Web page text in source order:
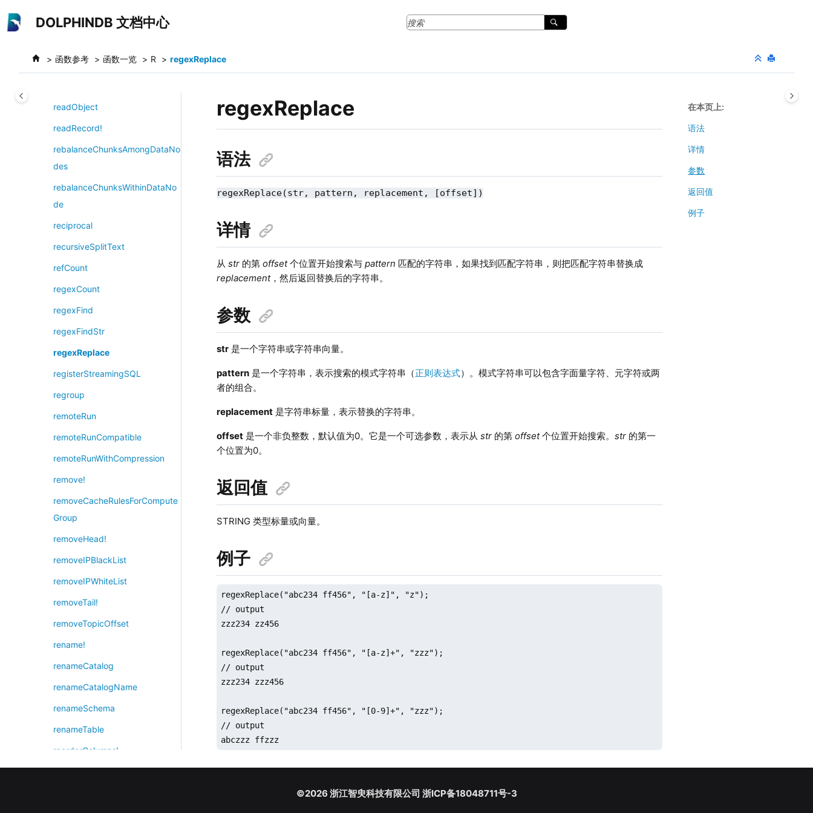
DOLPHINDB 文档中心
函数参考 函数一览 R regexReplace
readBytes
readLines!
readObject
readRecord!
rebalanceChunksAmongDataNo
des
rebalanceChunksWithinDataNo
de
reciprocal
recursiveSplitText
refCount
regexCount
regexFind
regexFindStr
regexReplace
registerStreamingSQL
regroup
remoteRun
remoteRunCompatible
remoteRunWithCompression
remove!
removeCacheRulesForCompute
Group
removeHead!
removeIPBlackList
removeIPWhiteList
removeTail!
removeTopicOffset
rename!
renameCatalog
renameCatalogName
renameSchema
renameTable
reorderColumns!
regexReplace
语法
regexReplace(str, pattern, replacement, [offset])
详情
从str 的第offset个位置开始搜索与pattern 匹配的字符串，如果找到匹配字符串，则把匹配字符串替换成
replacement，然后返回替换后的字符串。
参数
str 是一个字符串或字符串向量。
pattern 是一个字符串，表示搜索的模式字符串（正则表达式）。模式字符串可以包含字面量字符、元字符或两
者的组合。
replacement 是字符串标量，表示替换的字符串。
offset 是一个非负整数，默认值为0。它是一个可选参数，表示从str 的第offset个位置开始搜索。str 的第一
个位置为0。
返回值
STRING 类型标量或向量。
例子
regexReplace("abc234 ff456", "[a-z]", "z");
// output
zzz234 zz456
regexReplace("abc234 ff456", "[a-z]+", "zzz");
// output
zzz234 zzz456
regexReplace("abc234 ff456", "[0-9]+", "zzz");
// output
abczzz ffzzz
在本页上
语法
详情
参数
返回值
例子
©2026 浙江智臾科技有限公司 浙ICP备18048711号-3